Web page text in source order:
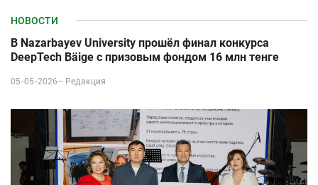
НОВОСТИ
В Nazarbayev University прошёл финал конкурса
DeepTech Bäige с призовым фондом 16 млн тенге
05-05-2026– Редакция